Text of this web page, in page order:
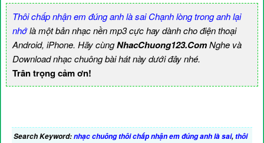
Thôi chấp nhận em đúng anh là sai Chạnh lòng trong anh lại
nhớlà một bản nhạc nền mp3 cực hay dành cho điện thoại
Android, iPhone. Hãy cùngNhacChuong123.ComNghe và
Download nhạc chuông bài hát này dưới đây nhé.
Trân trọng cảm ơn!
Search Keyword:nhạc chuông thôi chấp nhận em đúng anh là sai,thôi